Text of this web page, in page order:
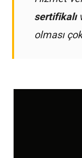
sertifikalı
olması